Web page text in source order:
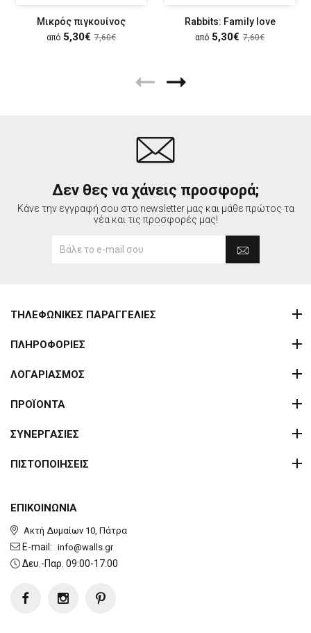
Μικρός πιγκουίνος
από 5,30€ 7,60€
Rabbits: Family love
από 5,30€ 7,60€
Δεν θες να χάνεις προσφορά;
Κάνε την εγγραφή σου στο newsletter μας και μάθε πρώτος τα
νέα και τις προσφορές μας!
ΕΠΙΚΟΙΝΩΝΙΑ
Ακτή Δυμαίων 10, Πάτρα
E-mail: info@walls.gr
Δευ.-Παρ. 09:00-17:00
ΤΗΛΕΦΩΝΙΚΕΣ ΠΑΡΑΓΓΕΛΙΕΣ
ΠΛΗΡΟΦΟΡΙΕΣ
ΛΟΓΑΡΙΑΣΜΟΣ
ΠΡΟΪΟΝΤΑ
ΣΥΝΕΡΓΑΣΙΕΣ
ΠΙΣΤΟΠΟΙΗΣΕΙΣ